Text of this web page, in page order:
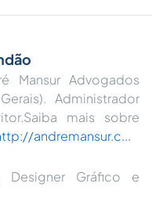
Mansur Advogados
Administrador
mais sobre
andremansur.c...
Designer Gráfico e